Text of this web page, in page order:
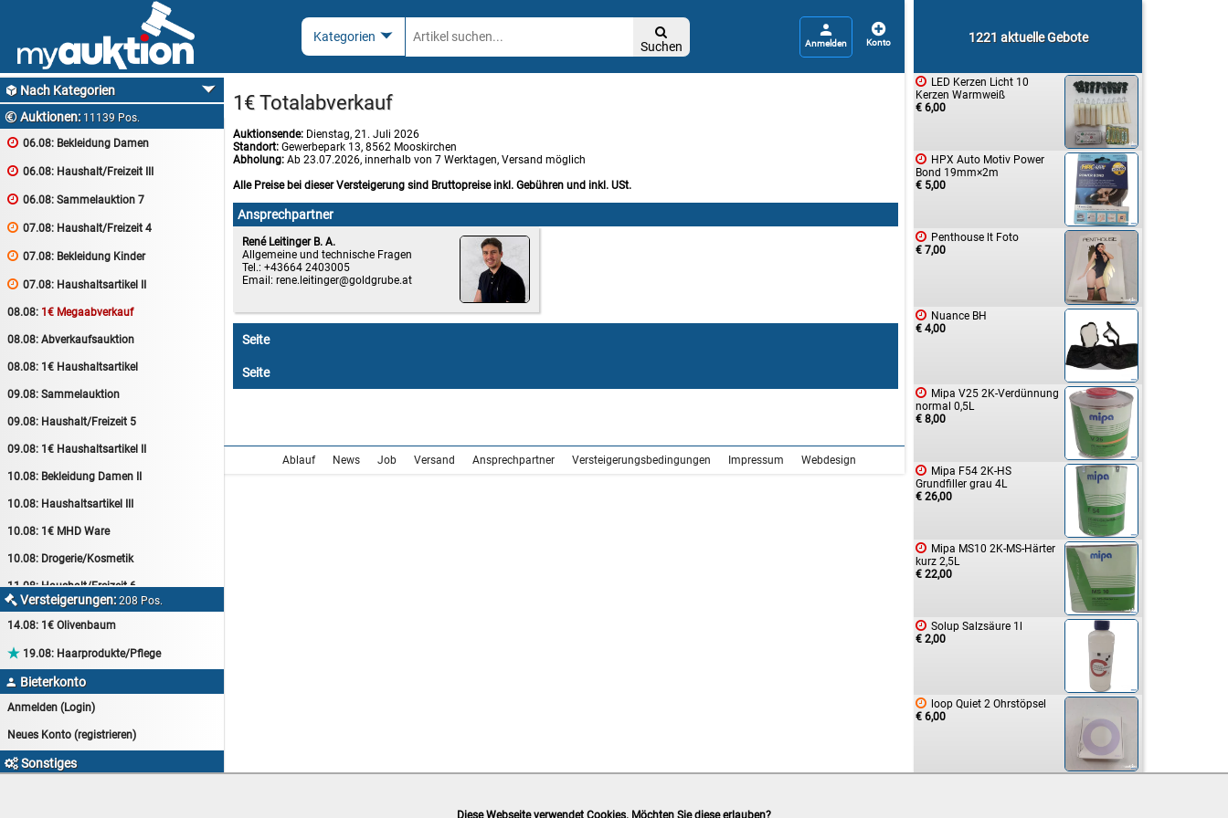

Suchen
 
 Nach Kategorien
 Auktionen: 11139 Pos.
 06.08: Bekleidung Damen
 06.08: Haushalt/Freizeit III
 06.08: Sammelauktion 7
 07.08: Haushalt/Freizeit 4
 07.08: Bekleidung Kinder
 07.08: Haushaltsartikel II
08.08: 1€ Megaabverkauf
08.08: Abverkaufsauktion
08.08: 1€ Haushaltsartikel
09.08: Sammelauktion
09.08: Haushalt/Freizeit 5
09.08: 1€ Haushaltsartikel II
10.08: Bekleidung Damen II
10.08: Haushaltsartikel III
10.08: 1€ MHD Ware
10.08: Drogerie/Kosmetik
11.08:Haushalt/Freizeit 6
11.08:Motoröl Auktion
11.08:Haushalt/Freizeit 7
12.08:Sammelauktion
12.08:Pralinen Auktion
12.08:Haushalt/Freizeit
 Versteigerungen:208 Pos.
14.08: 1€ Olivenbaum
 19.08: Haarprodukte/Pflege
 Bieterkonto
Anmelden (Login)
Neues Konto (registrieren)
Sonstiges
1221 aktuelle Gebote
 LED Kerzen Licht 10
Kerzen Warmweiß
€ 6,00
 HPX Auto Motiv Power
Bond 19mm×2m
€ 5,00
 Penthouse lt Foto
€ 7,00
 Nuance BH
€ 4,00
 Mipa V25 2K-Verdünnung
normal 0,5L
€ 8,00
 Mipa F54 2K-HS
Grundfiller grau 4L
€ 26,00
 Mipa MS10 2K-MS-Härter
kurz 2,5L
€ 22,00
 Solup Salzsäure 1l
€ 2,00
 loop Quiet 2 Ohrstöpsel
€ 6,00
1€ Totalabverkauf
Auktionsende: Dienstag, 21. Juli 2026
Standort: Gewerbepark 13, 8562 Mooskirchen
Abholung: Ab 23.07.2026, innerhalb von 7 Werktagen, Versand möglich
Alle Preise bei dieser Versteigerung sind Bruttopreise inkl. Gebühren und inkl. USt.
Ansprechpartner
René Leitinger B. A.
Allgemeine und technische Fragen
Tel.: +43664 2403005
Email: rene.leitinger
Seite
Seite
Ablauf News Job Versand Ansprechpartner Versteigerungsbedingungen Impressum Webdesign
Diese Webseite verwendet Cookies. Möchten Sie diese erlauben?